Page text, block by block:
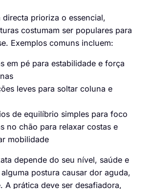
directa prioriza o essencial,
costumam ser populares para
Exemplos comuns incluem:
em pé para estabilidade e força
leves para soltar coluna e
de equilíbrio simples para foco
no chão para relaxar costas e
mobilidade
depende do seu nível, saúde e
postura causar dor aguda,
A prática deve ser desafiadora,